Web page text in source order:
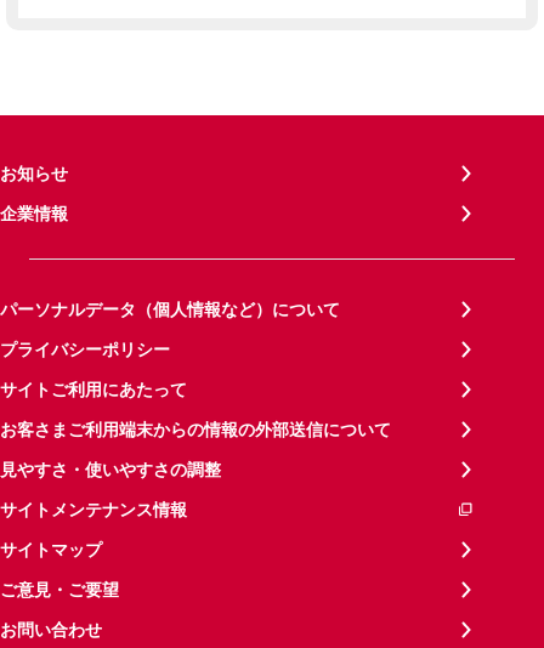
お知らせ
企業情報
パーソナルデータ（個人情報など）について
プライバシーポリシー
サイトご利用にあたって
お客さまご利用端末からの情報の外部送信について
見やすさ・使いやすさの調整
サイトメンテナンス情報
サイトマップ
ご意見・ご要望
お問い合わせ